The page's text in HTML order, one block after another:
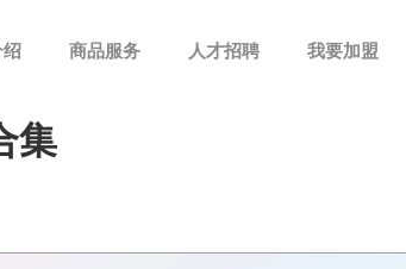
绍 商品服务 人才招聘 我要加盟
集